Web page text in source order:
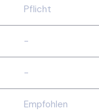
Pflicht
-
-
Empfohlen